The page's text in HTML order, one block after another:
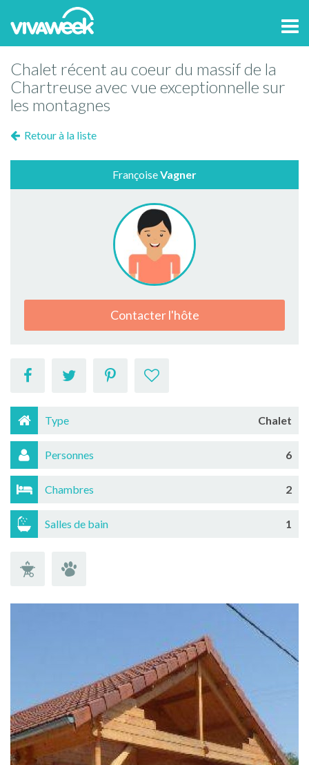
Chalet récent au coeur du massif de la
Chartreuse avec vue exceptionnelle sur
les montagnes
Retour à la liste
FrançoiseVagner
Contacter l'hôte
Type Chalet
Personnes 6
Chambres 2
Salles de bain 1